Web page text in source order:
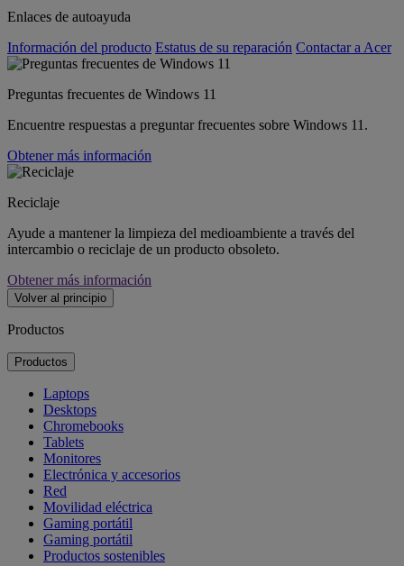
Enlaces de autoayuda
Información del producto Estatus de su reparación Contactar a Acer
Preguntas frecuentes de Windows 11
Encuentre respuestas a preguntar frecuentes sobre Windows 11.
Obtener más información
Reciclaje
Ayude a mantener la limpieza del medioambiente a través del
intercambio o reciclaje de un producto obsoleto.
Obtener más información
Volver al principio
Productos
Productos
Laptops
Desktops
Chromebooks
Tablets
Monitores
Electrónica y accesorios
Red
Movilidad eléctrica
Gaming portátil
Gaming portátil
Productos sostenibles